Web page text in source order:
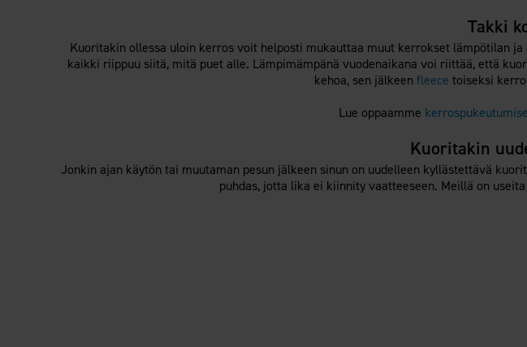
Takki
Kuoritakin ollessa uloin kerros voit helposti mukauttaa muut kerrokset lämpötilan
kaikki riippuu siitä, mitä puet alle. Lämpimämpänä vuodenaikana voi riittää, että
kehoa, sen jälkeen fleece toiseksi
Lue oppaamme
Kuoritakin
Jonkin ajan käytön tai muutaman pesun jälkeen sinun on uudelleen kyllästettävä
puhdas, jotta lika ei kiinnity vaatteeseen. Meillä on